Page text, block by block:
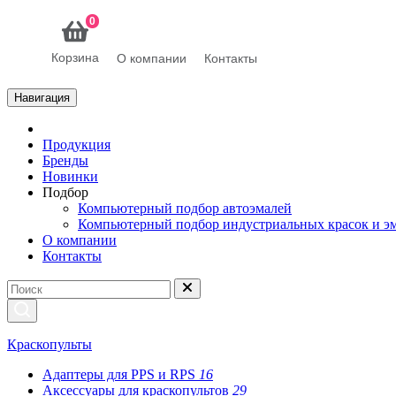
0
Корзина О компании Контакты
Навигация
Продукция
Бренды
Новинки
Подбор
Компьютерный подбор автоэмалей
Компьютерный подбор индустриальных красок и
О компании
Контакты
Краскопульты
Адаптеры для PPS и RPS 16
Аксессуары для краскопультов 29